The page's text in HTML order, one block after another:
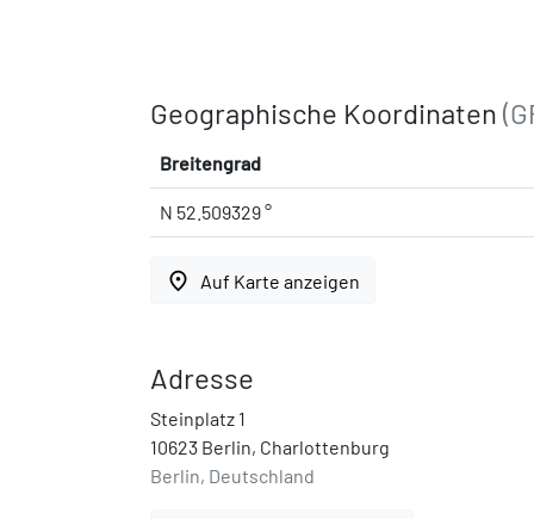
Geographische Koordinaten
Breitengrad
N 52.509329 °
place Auf Karte anzeigen
Adresse
Steinplatz 1
10623 Berlin, Charlottenburg
Berlin, Deutschland